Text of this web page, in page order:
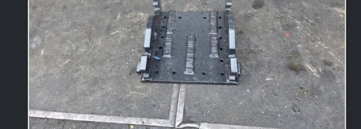
Allround CNC Verspaner
Spare parts manager
januari 2023
Vacatures